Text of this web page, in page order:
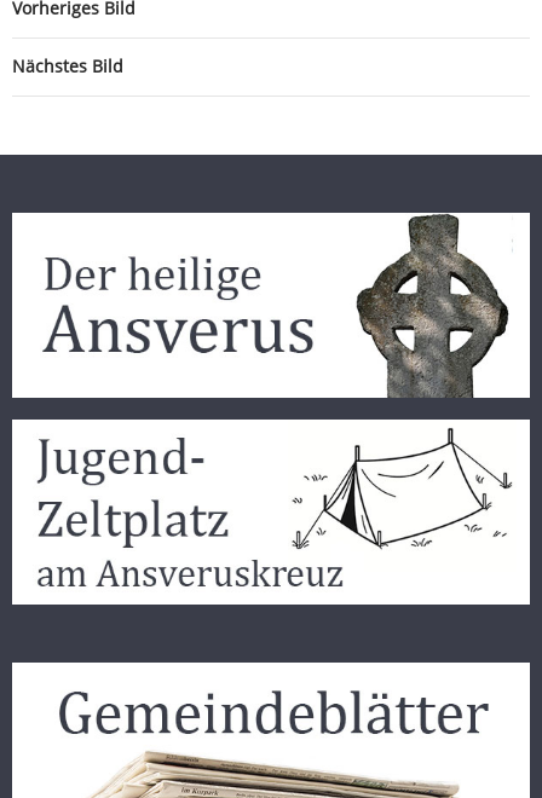
Vorheriges Bild
Nächstes Bild